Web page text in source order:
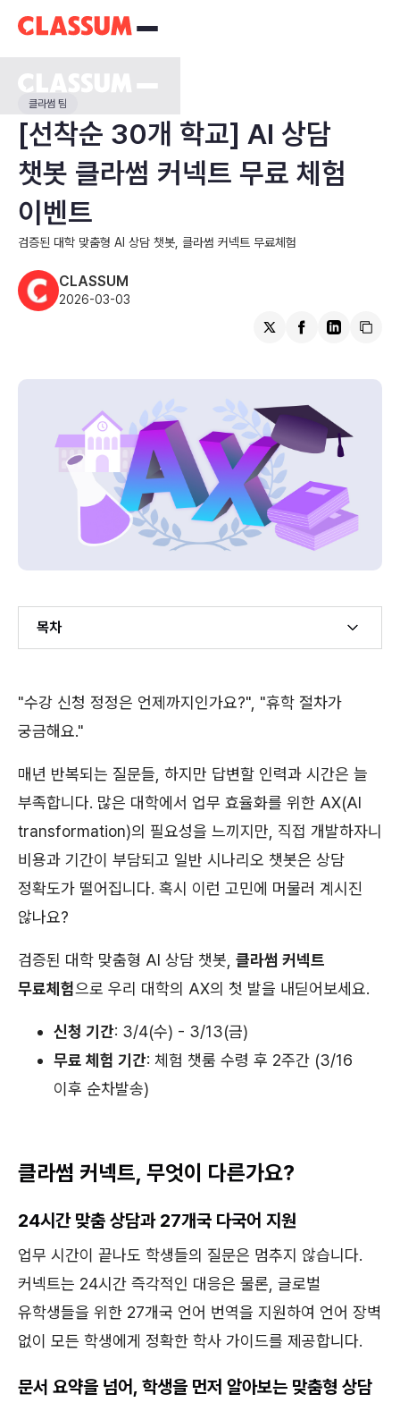
클라썸 팀
[선착순 30개 학교] AI 상담
챗봇 클라썸 커넥트 무료 체험
이벤트
검증된 대학 맞춤형 AI 상담 챗봇, 클라썸 커넥트 무료체험
CLASSUM
2026-03-03
목차
Example H3
"수강 신청 정정은 언제까지인가요?", "휴학 절차가
궁금해요."
매년 반복되는 질문들, 하지만 답변할 인력과 시간은 늘
부족합니다. 많은 대학에서 업무 효율화를 위한 AX(AI
transformation)의 필요성을 느끼지만, 직접 개발하자니
비용과 기간이 부담되고 일반 시나리오 챗봇은 상담
정확도가 떨어집니다. 혹시 이런 고민에 머물러 계시진
않나요?
검증된 대학 맞춤형 AI 상담 챗봇, 클라썸 커넥트
무료체험으로 우리 대학의 AX의 첫 발을 내딛어보세요.
신청 기간: 3/4(수) - 3/13(금)
무료 체험 기간: 체험 챗룸 수령 후 2주간 (3/16
이후 순차발송)
클라썸 커넥트, 무엇이 다른가요?
24시간 맞춤 상담과 27개국 다국어 지원
업무 시간이 끝나도 학생들의 질문은 멈추지 않습니다.
커넥트는 24시간 즉각적인 대응은 물론, 글로벌
유학생들을 위한 27개국 언어 번역을 지원하여 언어 장벽
없이 모든 학생에게 정확한 학사 가이드를 제공합니다.
문서 요약을 넘어, 학생을 먼저 알아보는 맞춤형 상담